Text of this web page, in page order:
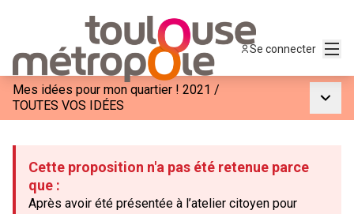
Se connecter
Mes idées pour mon quartier ! 2021 /
TOUTES VOS IDÉES
Cette proposition n'a pas été retenue parce
que :
Après avoir été présentée à l’atelier citoyen pour